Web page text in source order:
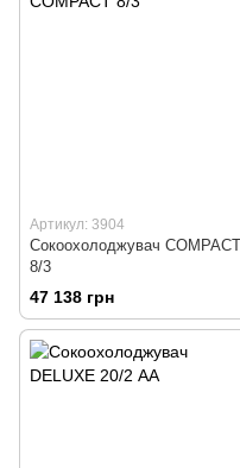
Артикул: 3904
Сокоохолоджувач COMPACT
8/3
47 138 грн